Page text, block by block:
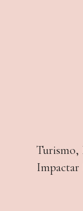
Turismo,
Impactar